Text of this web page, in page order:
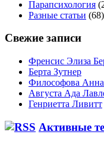
Парапсихология
Разные статьи (68)
Свежие записи
Френсис Элиза
Берта Зутнер
Философова
Августа Ада
Генриетта Ливитт
Активные